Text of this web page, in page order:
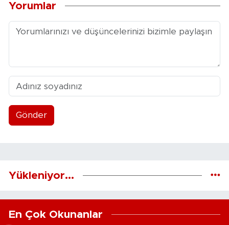
Yorumlar
Gönder
Yükleniyor...
En Çok Okunanlar